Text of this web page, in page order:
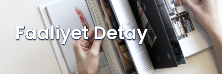
Faaliyet Detay